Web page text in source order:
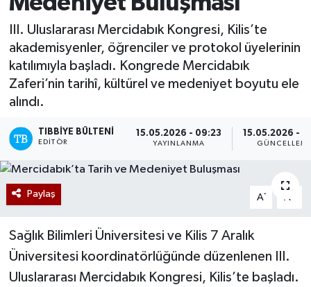
III. Uluslararası Mercidabık Kongresi, Kilis’te
akademisyenler, öğrenciler ve protokol üyelerinin
katılımıyla başladı. Kongrede Mercidabık
Zaferi’nin tarihî, kültürel ve medeniyet boyutu ele
alındı.
TIBBIYE BÜLTENI
EDITÖR
15.05.2026 - 09:23
YAYINLANMA
15.05.2026 -
Paylaş A- A
Sağlık Bilimleri Üniversitesi ve Kilis 7 Aralık
Üniversitesi koordinatörlüğünde düzenlenen III.
Uluslararası Mercidabık Kongresi, Kilis’te başladı.